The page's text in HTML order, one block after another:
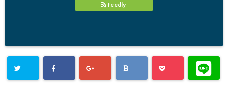
feedly